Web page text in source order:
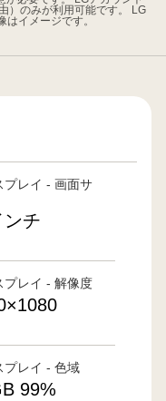
）のみが利用可能です。 LG
イメージです。
プレイ - 画面サ
ンチ
プレイ - 解像度
プレイ - 色域
99%